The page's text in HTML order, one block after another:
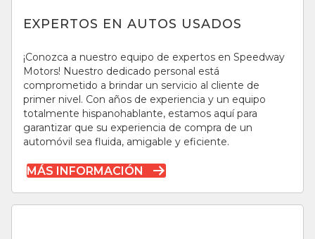
EXPERTOS EN AUTOS USADOS
¡Conozca a nuestro equipo de expertos en Speedway
Motors! Nuestro dedicado personal está
comprometido a brindar un servicio al cliente de
primer nivel. Con años de experiencia y un equipo
totalmente hispanohablante, estamos aquí para
garantizar que su experiencia de compra de un
automóvil sea fluida, amigable y eficiente.
MÁS INFORMACIÓN